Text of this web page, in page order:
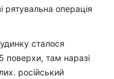
операція
сталося
поверхи, там наразі
російський